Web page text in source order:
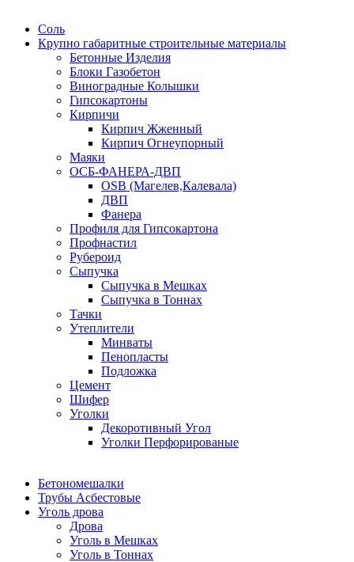
Соль
Крупно габаритные строительные материалы
Бетонные Изделия
Блоки Газобетон
Виноградные Колышки
Гипсокартоны
Кирпичи
Кирпич Жженный
Кирпич Огнеупорный
Маяки
ОСБ-ФАНЕРА-ДВП
OSB (Магелев,Калевала)
ДВП
Фанера
Профиля для Гипсокартона
Профнастил
Рубероид
Сыпучка
Сыпучка в Мешках
Сыпучка в Тоннах
Тачки
Утеплители
Минваты
Пенопласты
Подложка
Цемент
Шифер
Уголки
Декоротивный Угол
Уголки Перфорированые
Бетономешалки
Трубы Асбестовые
Уголь дрова
Дрова
Уголь в Мешках
Уголь в Тоннах